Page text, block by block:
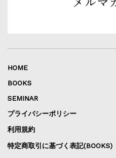
HOME
BOOKS
SEMINAR
プライバシーポリシー
利用規約
特定商取引に基づく表記(BOOKS)